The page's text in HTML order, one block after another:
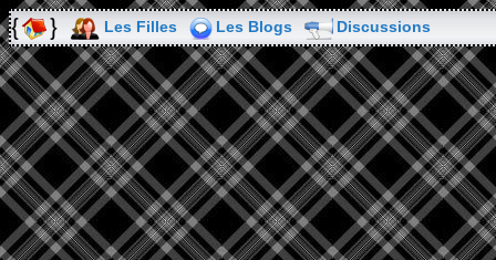
Les Filles Les Blogs Discussions